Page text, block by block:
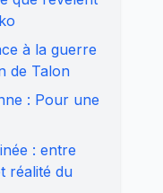
à la guerre
de Talon
: Pour une
: entre
réalité du